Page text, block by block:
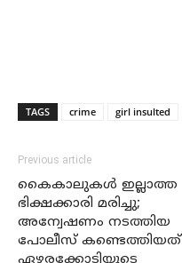
TAGS crime girl insulted
Previous article
കൈകാലുകള്‍ ഇല്ലാത്ത
ഭിക്ഷക്കാരി മരിച്ചു;
അന്വേഷണം നടത്തിയ
പോലീസ് കണ്ടെത്തിയത്